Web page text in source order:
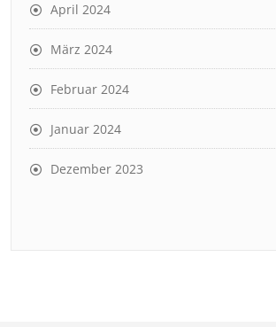
April 2024
März 2024
Februar 2024
Januar 2024
Dezember 2023